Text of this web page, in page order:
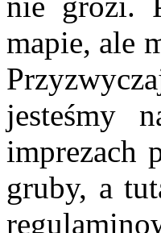
mapie, ale
jesteśmy
imprezach
gruby, a